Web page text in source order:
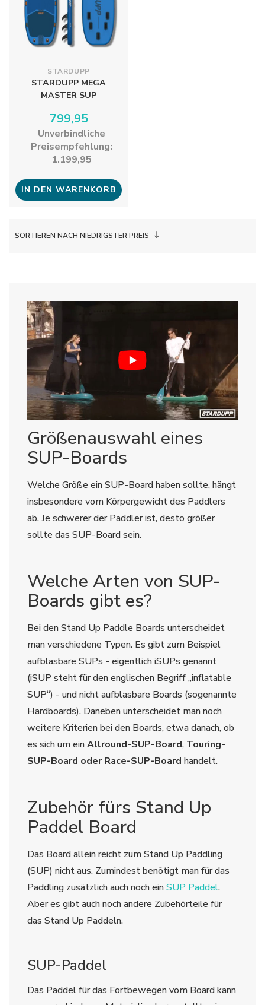
STARDUPP
STARDUPP MEGA
MASTER SUP
799,95
Unverbindliche
Preisempfehlung:
1.199,95
IN DEN WARENKORB
SORTIEREN NACH NIEDRIGSTER PREIS
Größenauswahl eines
SUP-Boards
Welche Größe ein SUP-Board haben sollte, hängt
insbesondere vom Körpergewicht des Paddlers
ab. Je schwerer der Paddler ist, desto größer
sollte das SUP-Board sein.
Welche Arten von SUP-
Boards gibt es?
Bei den Stand Up Paddle Boards unterscheidet
man verschiedene Typen. Es gibt zum Beispiel
aufblasbare SUPs - eigentlich iSUPs genannt
(iSUP steht für den englischen Begriff „inflatable
SUP“) - und nicht aufblasbare Boards (sogenannte
Hardboards). Daneben unterscheidet man noch
weitere Kriterien bei den Boards, etwa danach, ob
es sich um einAllround-SUP-Board, Touring-
SUP-Board oder Race-SUP-Board handelt.
Zubehör fürs Stand Up
Paddel Board
Das Board allein reicht zum Stand Up Paddling
(SUP) nicht aus. Zumindest benötigt man für das
Paddling zusätzlich auch noch einSUP Paddel.
Aber es gibt auch noch andere Zubehörteile für
das Stand Up Paddeln.
SUP-Paddel
Das Paddel für das Fortbewegen vom Board kann